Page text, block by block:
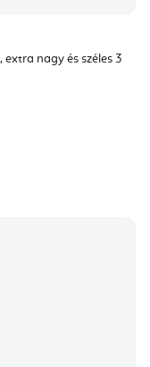
extra nagy és széles 3